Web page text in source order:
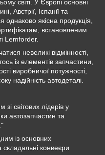
світі. У Європі основні
Австрії, Іспанії та
однаково якісна продукція,
встановленим
Lemforder.
невеликі відмінності,
із елементів запчастини,
виробничої потужності,
надійність автодеталі.
світових лідерів у
автозапчастин та
із основних
складальні конвеєри